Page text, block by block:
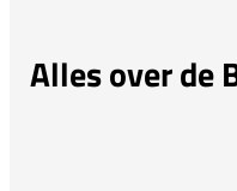
Alles over de